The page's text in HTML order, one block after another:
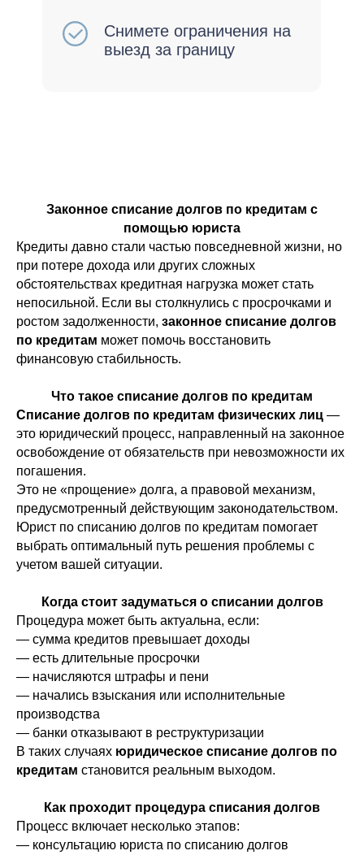
Законное списание долгов по кредитам с
помощью юриста
Кредиты давно стали частью повседневной жизни, но
при потере дохода или других сложных
обстоятельствах кредитная нагрузка может стать
непосильной. Если вы столкнулись с просрочками и
ростом задолженности, законное списание долгов
по кредитам может помочь восстановить
финансовую стабильность.
Что такое списание долгов по кредитам
Списание долгов по кредитам физических лиц —
это юридический процесс, направленный на законное
освобождение от обязательств при невозможности их
погашения.
Это не «прощение» долга, а правовой механизм,
предусмотренный действующим законодательством.
Юрист по списанию долгов по кредитам помогает
выбрать оптимальный путь решения проблемы с
учетом вашей ситуации.
Когда стоит задуматься о списании долгов
Процедура может быть актуальна, если:
— сумма кредитов превышает доходы
— есть длительные просрочки
— начисляются штрафы и пени
— начались взыскания или исполнительные
производства
— банки отказывают в реструктуризации
В таких случаях юридическое списание долгов по
кредитам становится реальным выходом.
Как проходит процедура списания долгов
Процесс включает несколько этапов:
— консультацию юриста по списанию долгов